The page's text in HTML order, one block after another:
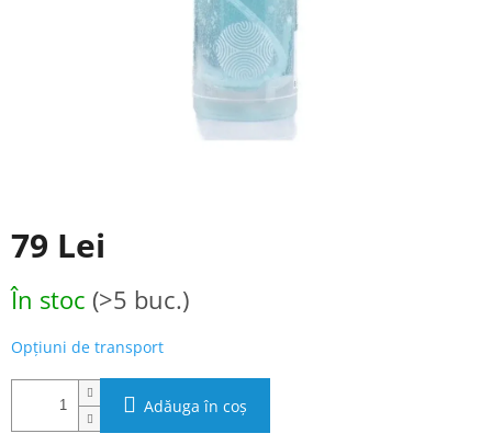
79 Lei
Evaluare
preţ:
În stoc (>5 buc.)
Opțiuni de transport
Adăuga în coş